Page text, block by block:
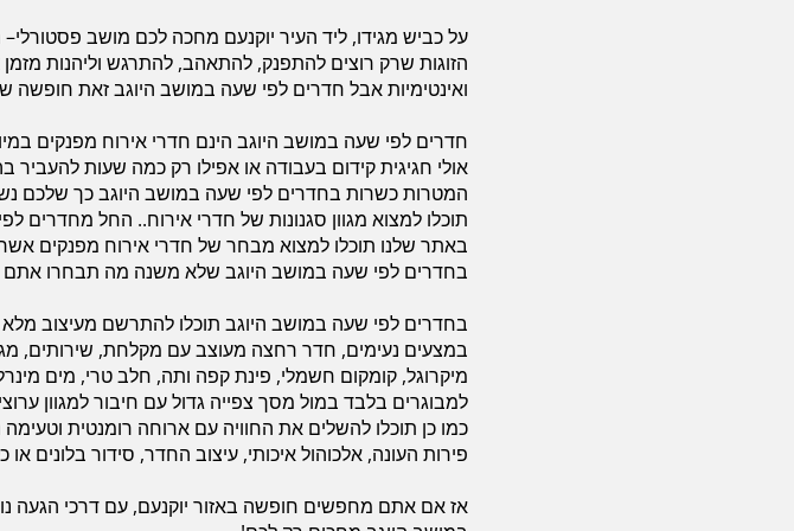
על כביש מגידו, ליד העיר יוקנעם מחכה לכם מושב
הזוגות שרק רוצים להתפנק, להתאהב, להתרגש וליהנות
ואינטימיות אבל חדרים לפי שעה במושב היוגב זאת
חדרים לפי שעה במושב היוגב הינם חדרי אירוח מפנקים
אולי חגיגית קידום בעבודה או אפילו רק כמה שעות להעביר
המטרות כשרות בחדרים לפי שעה במושב היוגב כך שלכם
תוכלו למצוא מגוון סגנונות של חדרי אירוח.. החל מחדרים
באתר שלנו תוכלו למצוא מבחר של חדרי אירוח מפנקים
בחדרים לפי שעה במושב היוגב שלא משנה מה תבחרו אתם
בחדרים לפי שעה במושב היוגב תוכלו להתרשם מעיצוב
במצעים נעימים, חדר רחצה מעוצב עם מקלחת, שירותים,
מיקרוגל, קומקום חשמלי, פינת קפה ותה, חלב טרי, מים
למבוגרים בלבד במול מסך צפייה גדול עם חיבור למגוון
כמו כן תוכלו להשלים את החוויה עם ארוחה רומנטית
פירות העונה, אלכוהול איכותי, עיצוב החדר, סידור
אז אם אתם מחפשים חופשה באזור יוקנעם, עם דרכי הגעה